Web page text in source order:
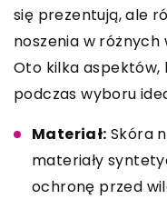
się prezentują, ale
noszenia w
Oto kilka
podczas wyboru
Materiał: Skóra
materiały
ochronę przed